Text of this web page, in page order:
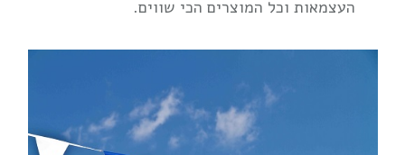
העצמאות וכל המוצרים הכי שווים.